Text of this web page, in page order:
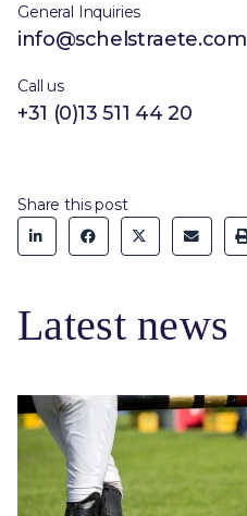
General Inquiries
info@schelstraete.com
Call us
+31 (0)13 511 44 20
Share this post
Latest news